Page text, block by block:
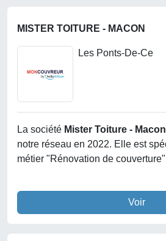
MISTER TOITURE - MACON
Les Ponts-De-Ce
La société Mister Toiture - Macon
notre réseau en 2022. Elle est
métier "Rénovation de
Voir